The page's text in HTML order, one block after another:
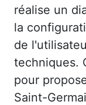
réalise un
la
de
techniques.
pour
Saint-